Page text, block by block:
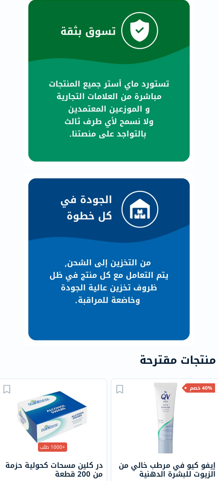
منتجات مقترحة
40% خصم
إيفو كيو في مرطب خالي من
الزيوت للبشرة الدهنية
+1000 طلب
در كلين مسحات كحولية حزمة
من 200 قطعة